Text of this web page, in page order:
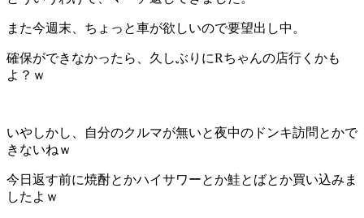
また今週末、ちょっと車が欲しいので要望出し中。
確保ができなかったら、久しぶりにRちゃんの店行くかも
よ？ｗ
いやしかし、自分のクルマが無いと夜中のドンキ訪問とかで
きないねｗ
今日返す前に焼酎とかハイサワーとか鮭とばとか買い込みま
したよｗ